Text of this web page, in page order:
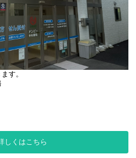
す。
リニック
の往診同行がございます
しくはこちら